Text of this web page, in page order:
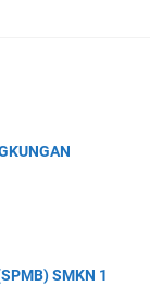
SMKN 1